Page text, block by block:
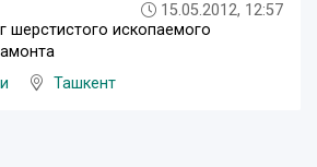
15.05.2012, 12:57
ископаемого
Ташкент